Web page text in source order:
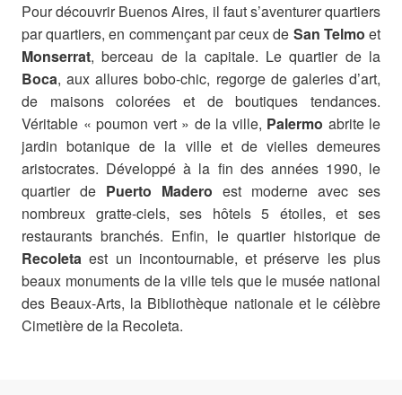
Pour découvrir Buenos Aires, il faut s’aventurer quartiers
par quartiers, en commençant par ceux de San Telmo et
Monserrat, berceau de la capitale. Le quartier de la
Boca, aux allures bobo-chic, regorge de galeries d’art,
de maisons colorées et de boutiques tendances.
Véritable « poumon vert » de la ville, Palermo abrite le
jardin botanique de la ville et de vielles demeures
aristocrates. Développé à la fin des années 1990, le
quartier de Puerto Madero est moderne avec ses
nombreux gratte-ciels, ses hôtels 5 étoiles, et ses
restaurants branchés. Enfin, le quartier historique de
Recoleta est un incontournable, et préserve les plus
beaux monuments de la ville tels que le musée national
des Beaux-Arts, la Bibliothèque nationale et le célèbre
Cimetière de la Recoleta.